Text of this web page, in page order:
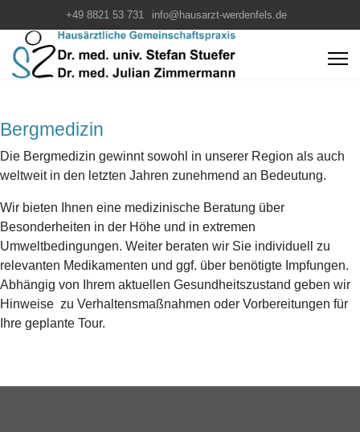
+49 8821 53 731 info@hausarzt-werdenfels.de
Bergmedizin
Die Bergmedizin gewinnt sowohl in unserer Region als auch
weltweit in den letzten Jahren zunehmend an Bedeutung.
Wir bieten Ihnen eine medizinische Beratung über
Besonderheiten in der Höhe und in extremen
Umweltbedingungen. Weiter beraten wir Sie individuell zu
relevanten Medikamenten und ggf. über benötigte Impfungen.
Abhängig von Ihrem aktuellen Gesundheitszustand geben wir
Hinweise zu Verhaltensmaßnahmen oder Vorbereitungen für
Ihre geplante Tour.